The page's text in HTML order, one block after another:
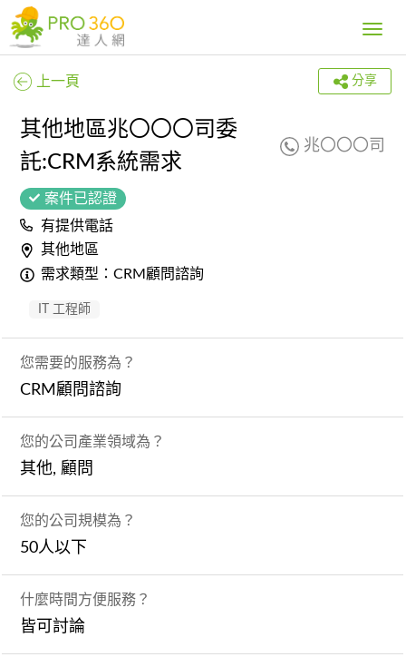
Toggle
上一頁 分享
其他地區兆〇〇〇司委
託:CRM系統需求
兆〇〇〇司
案件已認證
有提供電話
其他地區
需求類型：CRM顧問諮詢
IT 工程師
您需要的服務為？
CRM顧問諮詢
您的公司產業領域為？
其他, 顧問
您的公司規模為？
50人以下
什麼時間方便服務？
皆可討論